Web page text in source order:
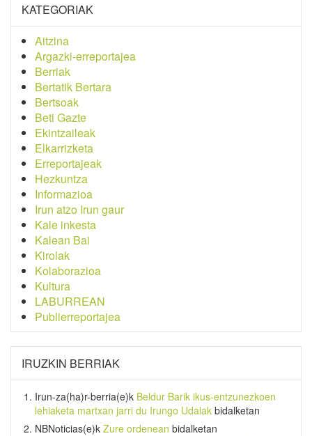
KATEGORIAK
Aitzina
Argazki-erreportajea
Berriak
Bertatik Bertara
Bertsoak
Beti Gazte
Ekintzaileak
Elkarrizketa
Erreportajeak
Hezkuntza
Informazioa
Irun atzo Irun gaur
Kale inkesta
Kalean Bai
Kirolak
Kolaborazioa
Kultura
LABURREAN
Publierreportajea
IRUZKIN BERRIAK
Irun-za(ha)r-berria(e)k Beldur Barik ikus-entzunezkoen
lehiaketa martxan jarri du Irungo Udalak bidalketan
NBNoticias(e)k Zure ordenean bidalketan